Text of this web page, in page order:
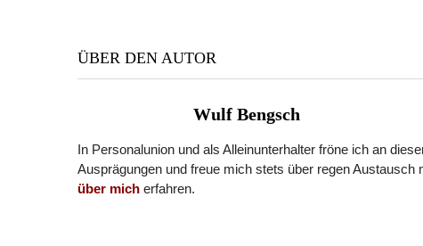
ÜBER DEN AUTOR
Wulf Bengsch
In Personalunion und als Alleinunterhalter fröne ich an
Ausprägungen und freue mich stets über regen
über mich erfahren.